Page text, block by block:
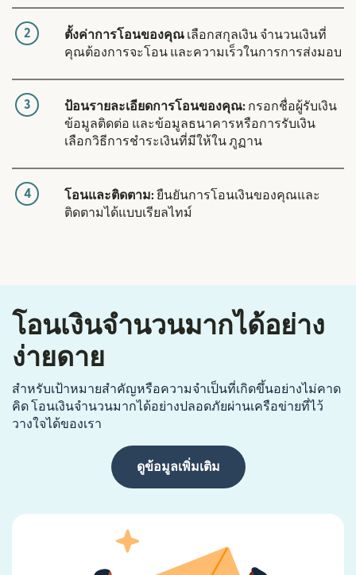
2 ตั้งค่าการโอนของคุณ เลือกสกุลเงิน จำนวนเงินที่
คุณต้องการจะโอน และความเร็วในการการส่งมอบ
3 ป้อนรายละเอียดการโอนของคุณ: กรอกชื่อผู้รับเงิน
ข้อมูลติดต่อ และข้อมูลธนาคารหรือการรับเงิน
เลือกวิธีการชำระเงินที่มีให้ใน ภูฏาน
4 โอนและติดตาม:ยืนยันการโอนเงินของคุณและ
ติดตามได้แบบเรียลไทม์
โอนเงินจำนวนมากได้อย่าง
ง่ายดาย
สำหรับเป้าหมายสำคัญหรือความจำเป็นที่เกิดขึ้นอย่างไม่คาด
คิด โอนเงินจำนวนมากได้อย่างปลอดภัยผ่านเครือข่ายที่ไว้
วางใจได้ของเรา
ดูข้อมูลเพิ่มเติม